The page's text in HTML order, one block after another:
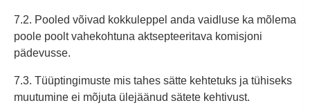
7.2. Pooled võivad kokkuleppel anda vaidluse ka mõlema
poole poolt vahekohtuna aktsepteeritava komisjoni
pädevusse.
7.3. Tüüptingimuste mis tahes sätte kehtetuks ja tühiseks
muutumine ei mõjuta ülejäänud sätete kehtivust.